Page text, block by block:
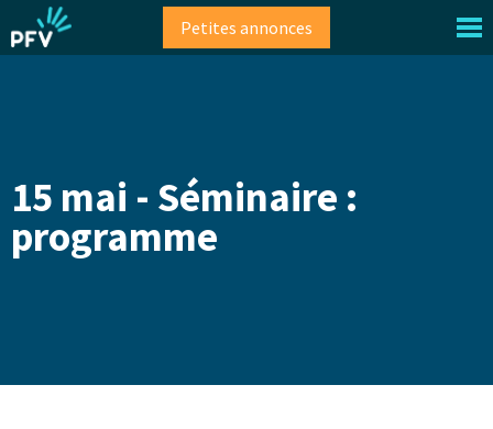
au
contenu
Petites annonces
15 mai - Séminaire :
programme